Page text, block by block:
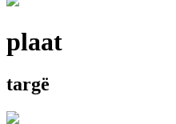
plaat
targë